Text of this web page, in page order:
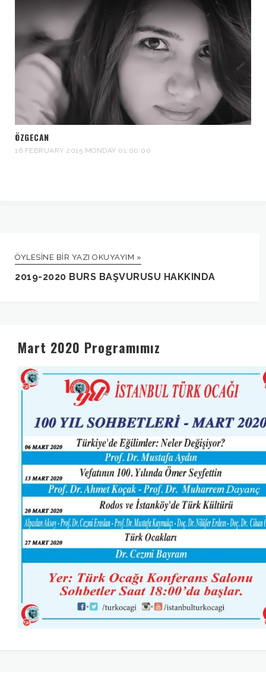
ÖZGECAN
16 FEBRUARY 2015 MONDAY 01:00:00
ÖYLESINE BIR YAZI OKUYAYIM »
2019-2020 BURS BAŞVURUSU HAKKINDA
Mart 2020 Programımız